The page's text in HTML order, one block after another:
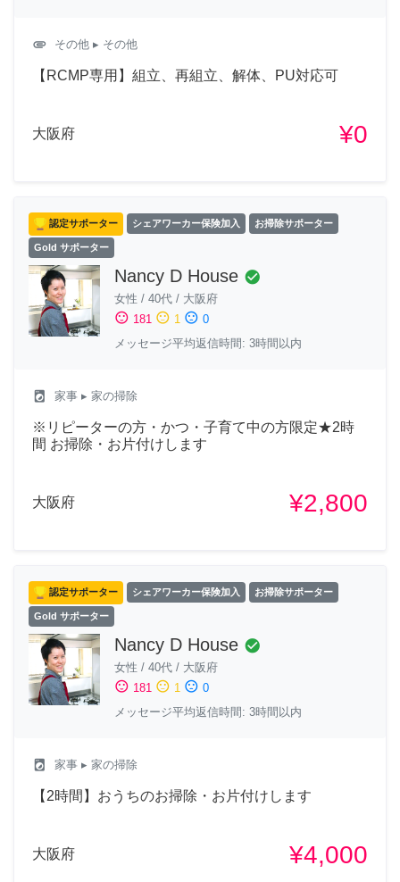
attachment その他 ▸ その他
【RCMP専用】組立、再組立、解体、PU対応可
大阪府 ¥0
認定サポーター シェアワーカー保険加入 お掃除サポーター
Gold サポーター
Nancy D House check_circle
女性 / 40代 / 大阪府
sentiment_satisfied 181 sentiment_neutral 1 sentiment_dissatisfied 0
メッセージ平均返信時間: 3時間以内
local_laundry_service 家事 ▸ 家の掃除
※リピーターの方・かつ・子育て中の方限定★2時
間 お掃除・お片付けします
大阪府 ¥2,800
認定サポーター シェアワーカー保険加入 お掃除サポーター
Gold サポーター
Nancy D House check_circle
女性 / 40代 / 大阪府
sentiment_satisfied 181 sentiment_neutral 1 sentiment_dissatisfied 0
メッセージ平均返信時間: 3時間以内
local_laundry_service 家事 ▸ 家の掃除
【2時間】おうちのお掃除・お片付けします
大阪府 ¥4,000